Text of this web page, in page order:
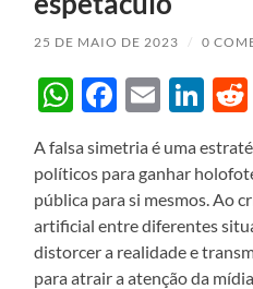
25 DE MAIO DE 2023 / 0
WhatsApp
Email
A falsa simetria é uma
políticos para ganhar
pública para si mesmos. Ao
artificial entre diferentes
distorcer a realidade e
para atrair a atenção da